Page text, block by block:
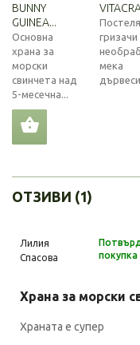
BUNNY
GUINEA...
Основна
храна за
морски
свинчета над
5-месечна...
гризачи
мека
ОТЗИВИ (1)
Лилия
Спасова
покупка
Храна за морски
Храната е супер